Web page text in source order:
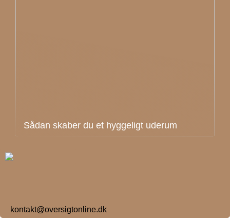
Sådan skaber du et hyggeligt uderum
kontakt@oversigtonline.dk